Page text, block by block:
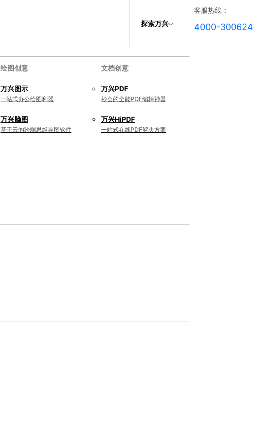
探索万兴
客服热线：
4000-300624
绘图创意
万兴图示
一站式办公绘图利器
万兴脑图
基于云的跨端思维导图软件
文档创意
万兴PDF
秒会的全能PDF编辑神器
万兴HiPDF
一站式在线PDF解决方案